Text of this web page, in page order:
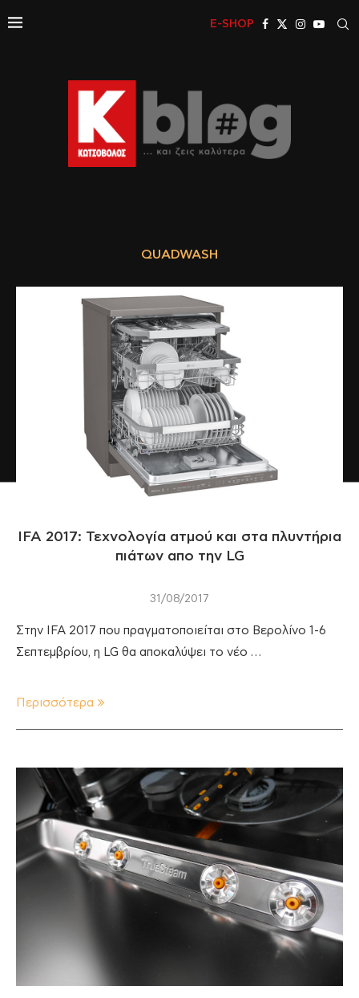
E-SHOP
QUADWASH
IFA 2017: Τεχνολογία ατμού και στα πλυντήρια
πιάτων απο την LG
31/08/2017
Στην IFA 2017 που πραγματοποιείται στο Βερολίνο 1-6
Σεπτεμβρίου, η LG θα αποκαλύψει το νέο …
Περισσότερα